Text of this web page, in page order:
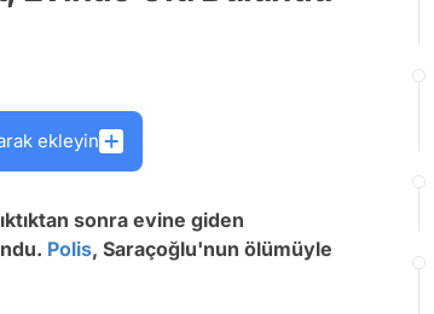
ekleyin
sonra evine giden
Polis, Saraçoğlu'nun ölümüyle